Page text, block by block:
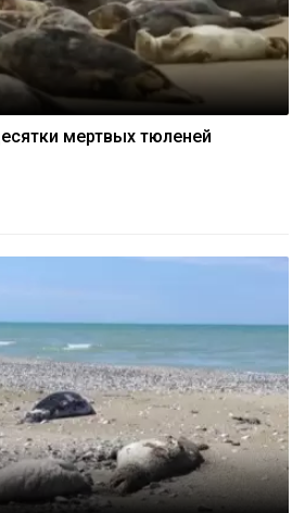
мертвых тюленей